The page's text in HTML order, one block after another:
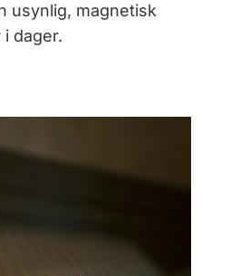
usynlig, magnetisk
dager.